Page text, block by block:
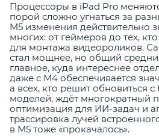
Процессоры в iPad Pro
порой сложно угнаться за
M5 изменения действительно
многих: от геймеров до тех,
для монтажа видеороликов.
стал мощнее, но общий
главное, куда интереснее
даже с M4 обеспечивается
а всех, кто решит обновиться
моделей, ждёт многократный
оптимизация для ИИ-задач и
трассировка лучей
в M5 тоже «прокачалось».